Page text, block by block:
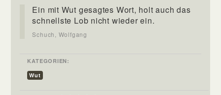
Ein mit Wut gesagtes Wort, holt auch das
schnellste Lob nicht wieder ein.
Schuch, Wolfgang
KATEGORIEN:
Wut